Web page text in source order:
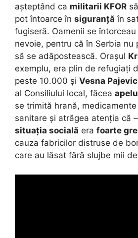
așteptând ca militarii KFOR
pot întoarce în siguranță în
fugiseră. Oamenii se
nevoie, pentru că în Serbia nu
să se adăpostească. Orașul
exemplu, era plin de refugiați
peste 10.000 și Vesna Pajevic
al Consiliului local, făcea
se trimită hrană,
sanitare și atrăgea atenția că
situația socială era foarte
cauza fabricilor distruse de
care au lăsat fără slujbe mii